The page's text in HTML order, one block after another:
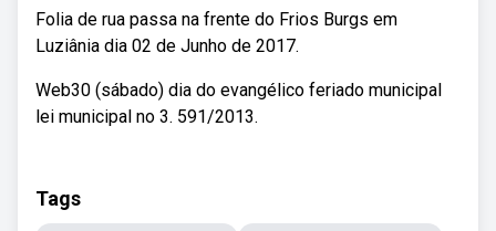
Folia de rua passa na frente do Frios Burgs em
Luziânia dia 02 de Junho de 2017.
Web30 (sábado) dia do evangélico feriado municipal
lei municipal no 3. 591/2013.
Tags